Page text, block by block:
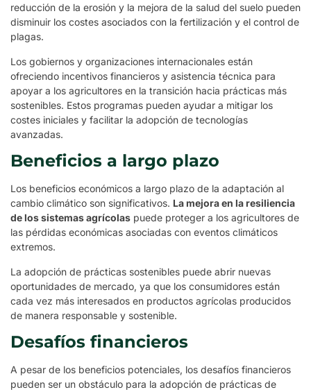
reducción de la erosión y la mejora de la salud del suelo pueden
disminuir los costes asociados con la fertilización y el control de
plagas.
Los gobiernos y organizaciones internacionales están
ofreciendo incentivos financieros y asistencia técnica para
apoyar a los agricultores en la transición hacia prácticas más
sostenibles. Estos programas pueden ayudar a mitigar los
costes iniciales y facilitar la adopción de tecnologías
avanzadas.
Beneficios a largo plazo
Los beneficios económicos a largo plazo de la adaptación al
cambio climático son significativos. La mejora en la resiliencia
de los sistemas agrícolas puede proteger a los agricultores de
las pérdidas económicas asociadas con eventos climáticos
extremos.
La adopción de prácticas sostenibles puede abrir nuevas
oportunidades de mercado, ya que los consumidores están
cada vez más interesados en productos agrícolas producidos
de manera responsable y sostenible.
Desafíos financieros
A pesar de los beneficios potenciales, los desafíos financieros
pueden ser un obstáculo para la adopción de prácticas de